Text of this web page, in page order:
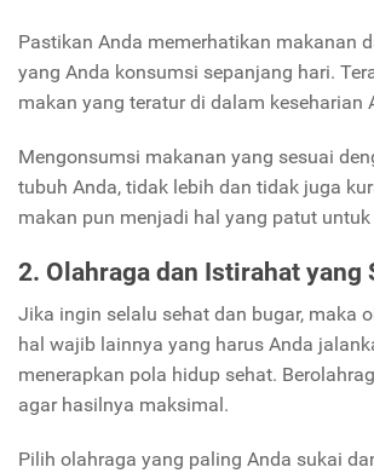
Pastikan Anda memerhatikan makanan
yang Anda konsumsi sepanjang hari.
makan yang teratur di dalam keseharian
Mengonsumsi makanan yang sesuai
tubuh Anda, tidak lebih dan tidak juga
makan pun menjadi hal yang patut
2. Olahraga dan Istirahat yang
Jika ingin selalu sehat dan bugar, maka
hal wajib lainnya yang harus Anda
menerapkan pola hidup sehat.
agar hasilnya maksimal.
Pilih olahraga yang paling Anda sukai